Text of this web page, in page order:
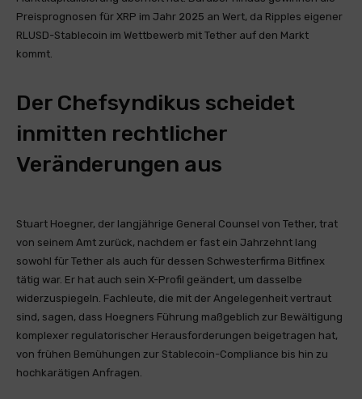
Preisprognosen für XRP im Jahr 2025 an Wert, da Ripples eigener
RLUSD-Stablecoin im Wettbewerb mit Tether auf den Markt
kommt.
Der Chefsyndikus scheidet
inmitten rechtlicher
Veränderungen aus
Stuart Hoegner, der langjährige General Counsel von Tether, trat
von seinem Amt zurück, nachdem er fast ein Jahrzehnt lang
sowohl für Tether als auch für dessen Schwesterfirma Bitfinex
tätig war. Er hat auch sein X-Profil geändert, um dasselbe
widerzuspiegeln. Fachleute, die mit der Angelegenheit vertraut
sind, sagen, dass Hoegners Führung maßgeblich zur Bewältigung
komplexer regulatorischer Herausforderungen beigetragen hat,
von frühen Bemühungen zur Stablecoin-Compliance bis hin zu
hochkarätigen Anfragen.